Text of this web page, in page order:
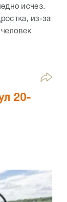
исчез.
из-за
20-